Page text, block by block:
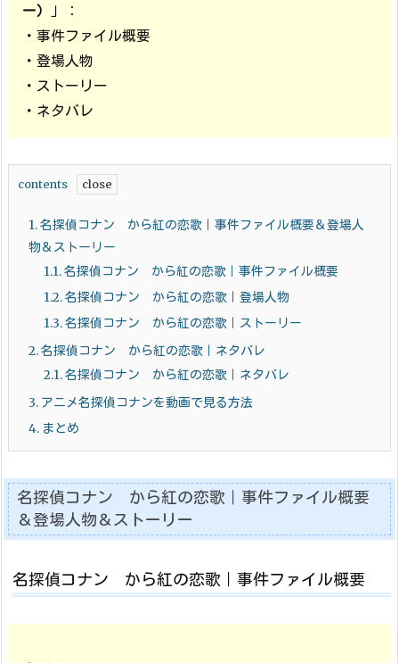
ー）
」：
・事件ファイル概要
・登場人物
・ストーリー
・ネタバレ
contents
1.名探偵コナン から紅の恋歌｜事件ファイル概要＆登場人
物＆ストーリー
1.1.名探偵コナン から紅の恋歌｜事件ファイル概要
1.2.名探偵コナン から紅の恋歌｜登場人物
1.3.名探偵コナン から紅の恋歌｜ストーリー
2.名探偵コナン から紅の恋歌｜ネタバレ
2.1.名探偵コナン から紅の恋歌｜ネタバレ
3. アニメ名探偵コナンを動画で見る方法
4. まとめ
名探偵コナン から紅の恋歌｜事件ファイル概要
＆登場人物＆ストーリー
名探偵コナン から紅の恋歌｜事件ファイル概要